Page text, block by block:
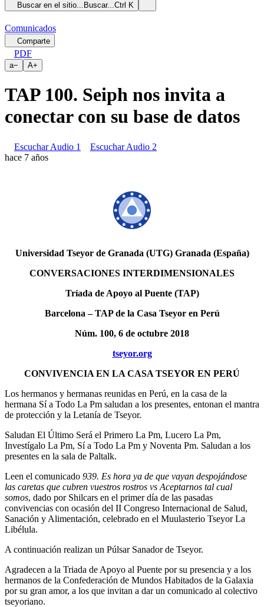
Buscar en el sitio... Buscar...Ctrl K
Comunicados
Comparte
PDF
a− A+
TAP 100. Seiph nos invita a
conectar con su base de datos
Escuchar Audio 1
Escuchar Audio 2
hace 7 años
Universidad Tseyor de Granada (UTG) Granada (España)
CONVERSACIONES INTERDIMENSIONALES
Tríada de Apoyo al Puente (TAP)
Barcelona – TAP de la Casa Tseyor en Perú
Núm. 100, 6 de octubre 2018
tseyor.org
CONVIVENCIA EN LA CASA TSEYOR EN PERÚ
Los hermanos y hermanas reunidas en Perú, en la casa de la
hermana Sí a Todo La Pm saludan a los presentes, entonan el mantra
de protección y la Letanía de Tseyor.
Saludan El Último Será el Primero La Pm, Lucero La Pm,
Investígalo La Pm, Sí a Todo La Pm y Noventa Pm. Saludan a los
presentes en la sala de Paltalk.
Leen el comunicado 939. Es hora ya de que vayan despojándose
las caretas que cubren vuestros rostros vs Aceptarnos tal cual
somos, dado por Shilcars en el primer día de las pasadas
convivencias con ocasión del II Congreso Internacional de Salud,
Sanación y Alimentación, celebrado en el Muulasterio Tseyor La
Libélula.
A continuación realizan un Púlsar Sanador de Tseyor.
Agradecen a la Triada de Apoyo al Puente por su presencia y a los
hermanos de la Confederación de Mundos Habitados de la Galaxia
por su gran amor, a los que invitan a dar un comunicado al colectivo
tseyoriano.